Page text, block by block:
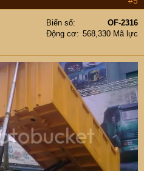
Biển số
OF-2316
Động cơ
568,330 Mã lực